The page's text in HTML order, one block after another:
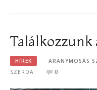
Találkozzunk
HÍREK ARANYMOSÁS
SZERDA
0